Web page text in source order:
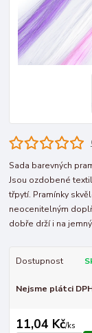
Sada barevných
Jsou ozdobené
třpytí. Pramínky
neocenitelným
dobře drží i na
Dostupnost
Nejsme plátci
11,04 Kč/ks